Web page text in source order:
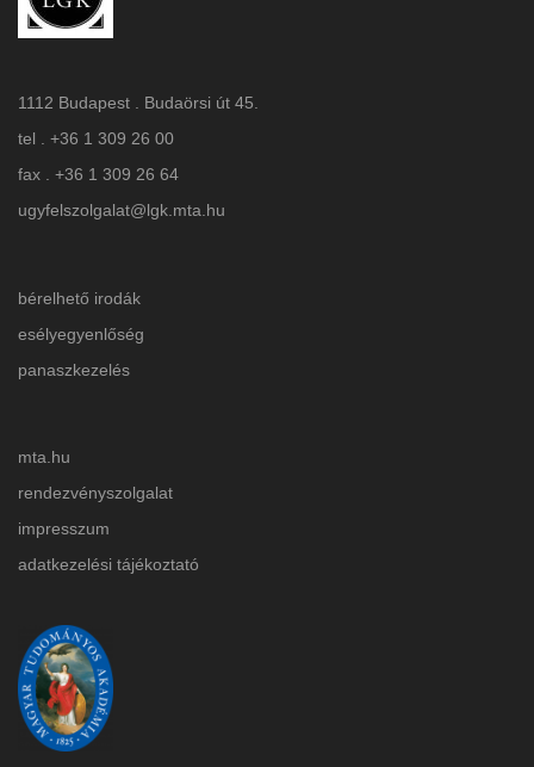
1112 Budapest . Budaörsi út 45.
tel . +36 1 309 26 00
fax . +36 1 309 26 64
ugyfelszolgalat@lgk.mta.hu
bérelhető irodák
esélyegyenlőség
panaszkezelés
mta.hu
rendezvényszolgalat
impresszum
adatkezelési tájékoztató